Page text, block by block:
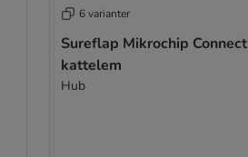
6 varianter
Sureflap Mikrochip Connect
kattelem
Hub